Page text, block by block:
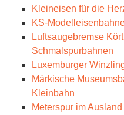
Kleineisen für die
KS-
Luftsaugebremse
Schmalspurbahnen
Luxemburger
Märkische
Kleinbahn
Meterspur im Ausland